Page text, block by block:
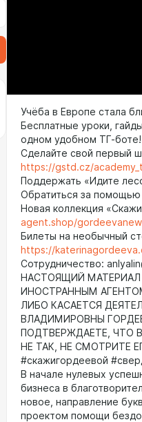
Учёба в Европе стала
Бесплатные уроки,
одном удобном ТГ-
Cделайте свой первый
https://gstd.cz/
Поддержать «Идите
Обратиться за помощью
Новая коллекция
agent.shop/gordeevanew
Билеты на необычный
https://
Сотрудничество:
НАСТОЯЩИЙ МАТЕРИАЛ
ИНОСТРАННЫМ
ЛИБО КАСАЕТСЯ
ВЛАДИМИРОВНЫ
ПОДТВЕРЖДАЕТЕ, ЧТО
НЕ ТАК, НЕ СМОТРИТЕ
#скажигордеевой
В начале нулевых
бизнеса в
новое, направление
проектом помощи